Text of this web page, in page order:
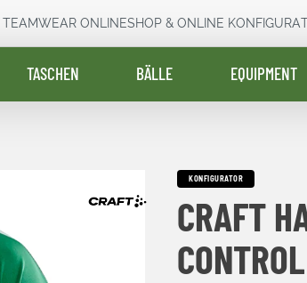
TEAMWEAR ONLINESHOP & ONLINE
TASCHEN BÄLLE EQUIPMENT
KONFIGURATOR
CRAFT